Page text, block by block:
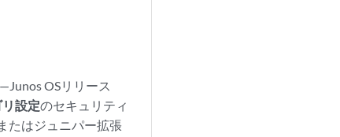
—Junos OSリリース
設定のセキュリティ
たはジュニパー拡張